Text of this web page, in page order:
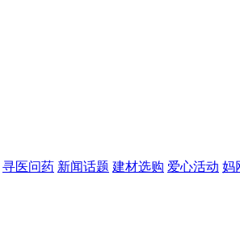
寻医问药 新闻话题 建材选购 爱心活动 妈